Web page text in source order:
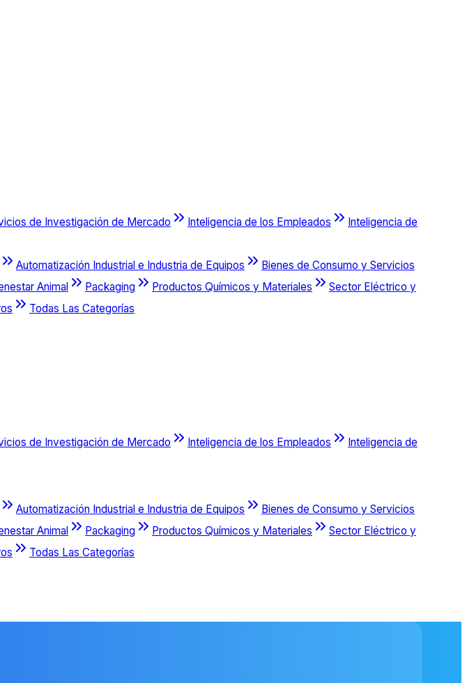
de Investigación de Mercado Inteligencia de los Empleados
Inteligencia de
Automatización Industrial e Industria de Equipos
Bienes de Consumo y Servicios
Animal Packaging Productos Químicos y Materiales
Sector Eléctrico y
Todas Las Categorías
de Investigación de Mercado Inteligencia de los Empleados
Inteligencia de
Automatización Industrial e Industria de Equipos
Bienes de Consumo y Servicios
Animal Packaging Productos Químicos y Materiales
Sector Eléctrico y
Todas Las Categorías